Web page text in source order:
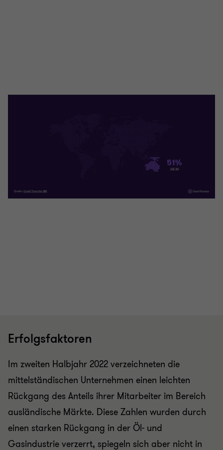
Erfolgsfaktoren
Im zweiten Halbjahr 2022 verzeichneten die
mittelständischen Unternehmen einen leichten
Rückgang des Anteils ihrer Mitarbeiter im Bereich
ausländische Märkte. Diese Zahlen wurden durch
einen starken Rückgang in der Öl- und
Gasindustrie verzerrt, spiegeln sich aber nicht in